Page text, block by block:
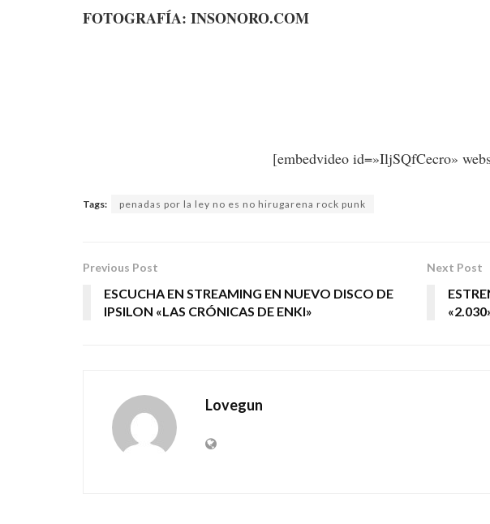
FOTOGRAFÍA: INSONORO.COM
[embedvideo id=»IljSQfCecro»
Tags: penadas por la ley no es no hirugarena rock punk
Previous Post
ESCUCHA EN STREAMING EN NUEVO DISCO DE
IPSILON «LAS CRÓNICAS DE ENKI»
Next Post
Lovegun